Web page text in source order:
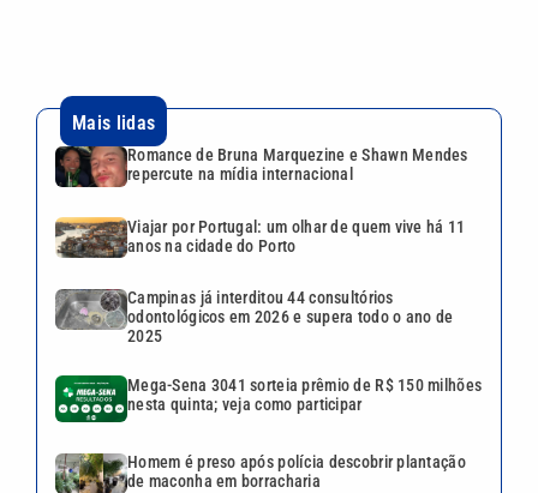
Mais lidas
Romance de Bruna Marquezine e Shawn Mendes
repercute na mídia internacional
Viajar por Portugal: um olhar de quem vive há 11
anos na cidade do Porto
Campinas já interditou 44 consultórios
odontológicos em 2026 e supera todo o ano de
2025
Mega-Sena 3041 sorteia prêmio de R$ 150 milhões
nesta quinta; veja como participar
Homem é preso após polícia descobrir plantação
de maconha em borracharia